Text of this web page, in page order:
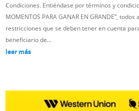
Condiciones. Entiéndase por términos y
MOMENTOS PARA GANAR EN GRANDE”,
restricciones que se deben tener en cuenta
beneficiario de...
leer más